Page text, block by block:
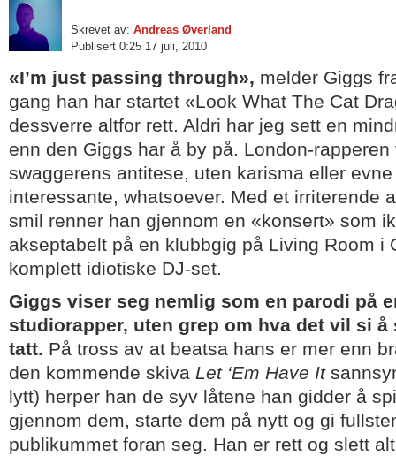
Skrevet av: Andreas Øverland
Publisert 0:25 17 juli, 2010
«I’m just passing through», melder Giggs
gang han har startet «Look What The Cat
dessverre altfor rett. Aldri har jeg sett en
enn den Giggs har å by på. London-
swaggerens antitese, uten karisma eller
interessante, whatsoever. Med et irriterende
smil renner han gjennom en «konsert» som
akseptabelt på en klubbgig på Living Room i
komplett idiotiske DJ-set.
Giggs viser seg nemlig som en parodi på
studiorapper, uten grep om hva det vil si
tatt. På tross av at beatsa hans er mer enn
den kommende skiva Let ‘Em Have It
lytt) herper han de syv låtene han gidder å
gjennom dem, starte dem på nytt og gi
publikummet foran seg. Han er rett og slett